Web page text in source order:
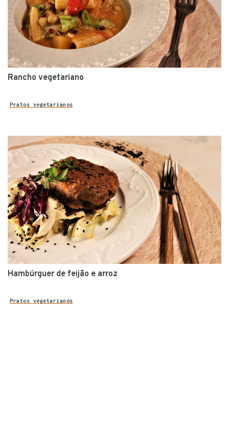
Rancho vegetariano
Pratos vegetarianos
Hambúrguer de feijão e arroz
Pratos vegetarianos